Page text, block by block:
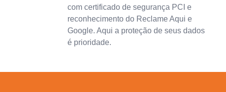
com certificado de segurança PCI e
reconhecimento do Reclame Aqui e
Google. Aqui a proteção de seus dados
é prioridade.